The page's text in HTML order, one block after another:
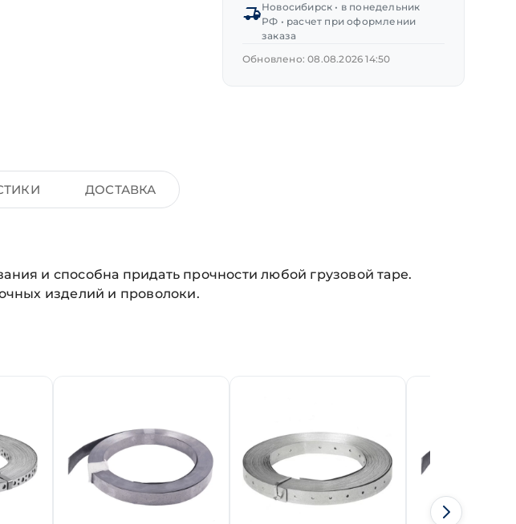
Новосибирск • в понедельник
РФ • расчет при оформлении
заказа
Обновлено: 08.08.2026 14:50
ДОСТАВКА
и способна придать прочности любой грузовой таре.
изделий и проволоки.